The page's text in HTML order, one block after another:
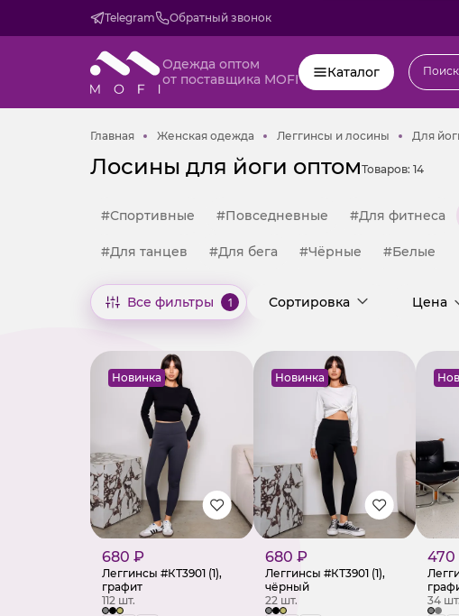
Telegram Обратный звонок
Одежда оптом
от поставщика MOFI
Каталог
ГлавнаяГлавнаяЖенская одежда Женская одежда
Леггинсы и лосины Леггинсы и
Для
Лосины для йоги оптомТоваров: 14
#Спортивные #Повседневные #Для фитнеса
#Для танцев #Для бега #Чёрные #Белые
Все фильтры 1 Сортировка Цена
Новинка
680 ₽
Леггинсы #КТ3901 (1),
графит
112 шт.
Новинка
680 ₽
Леггинсы #КТ3901 (1),
чёрный
22 шт.
470
34 шт.